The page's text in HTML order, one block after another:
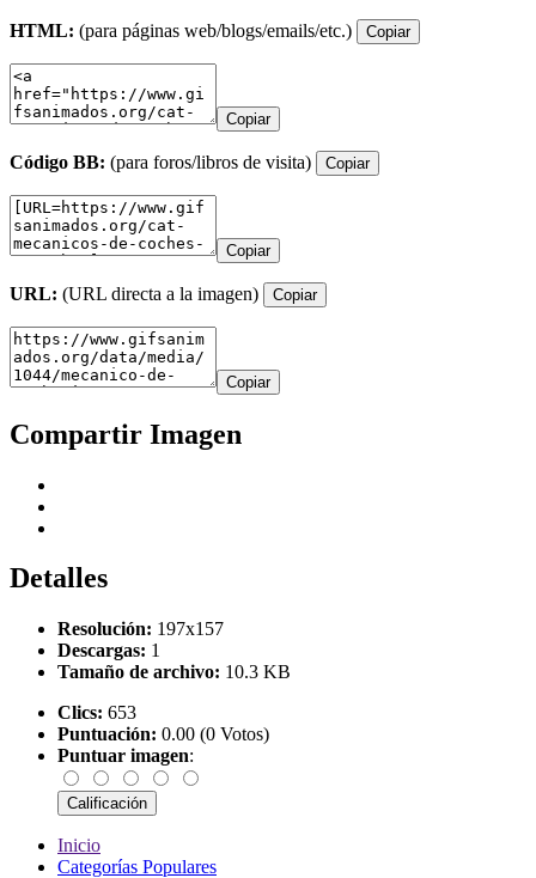
HTML: (para páginas web/blogs/emails/etc.) Copiar
Copiar
Código BB: (para foros/libros de visita) Copiar
Copiar
URL: (URL directa a la imagen) Copiar
Copiar
Compartir Imagen
Detalles
Resolución: 197x157
Descargas: 1
Tamaño de archivo: 10.3 KB
Clics: 653
Puntuación: 0.00 (0 Votos)
Puntuar imagen:
Inicio
Categorías Populares